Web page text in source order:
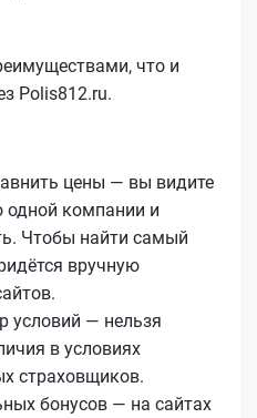
что и
Polis812.ru.
цены — вы видите
одной компании и
Чтобы найти самый
вручную
условий — нельзя
в условиях
страховщиков.
бонусов — на сайтах